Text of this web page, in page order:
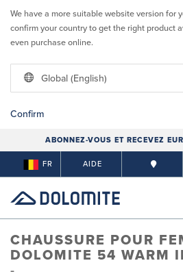
We have a more suitable website version for
confirm your country to get the right product
even purchase online.
Global (English)
Confirm
ABONNEZ-VOUS ET RECEVEZ
FR AIDE
CHAUSSURE POUR
DOLOMITE 54 WARM